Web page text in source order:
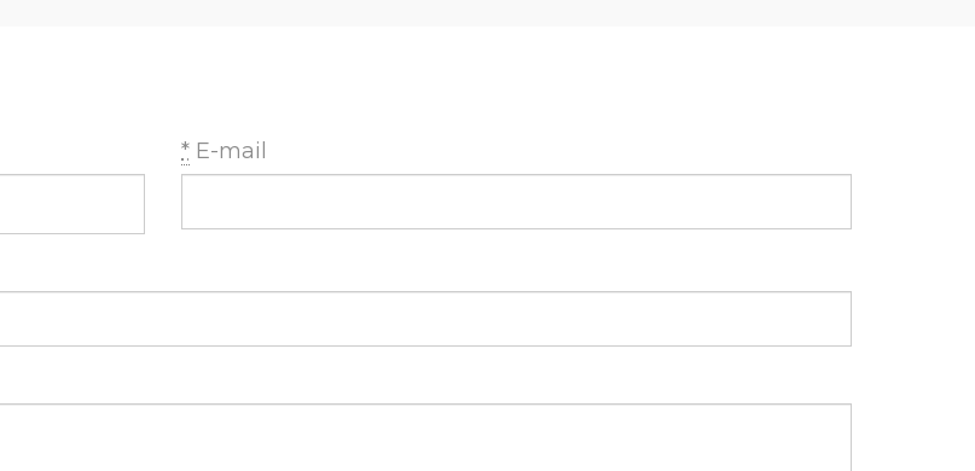
* E-mail